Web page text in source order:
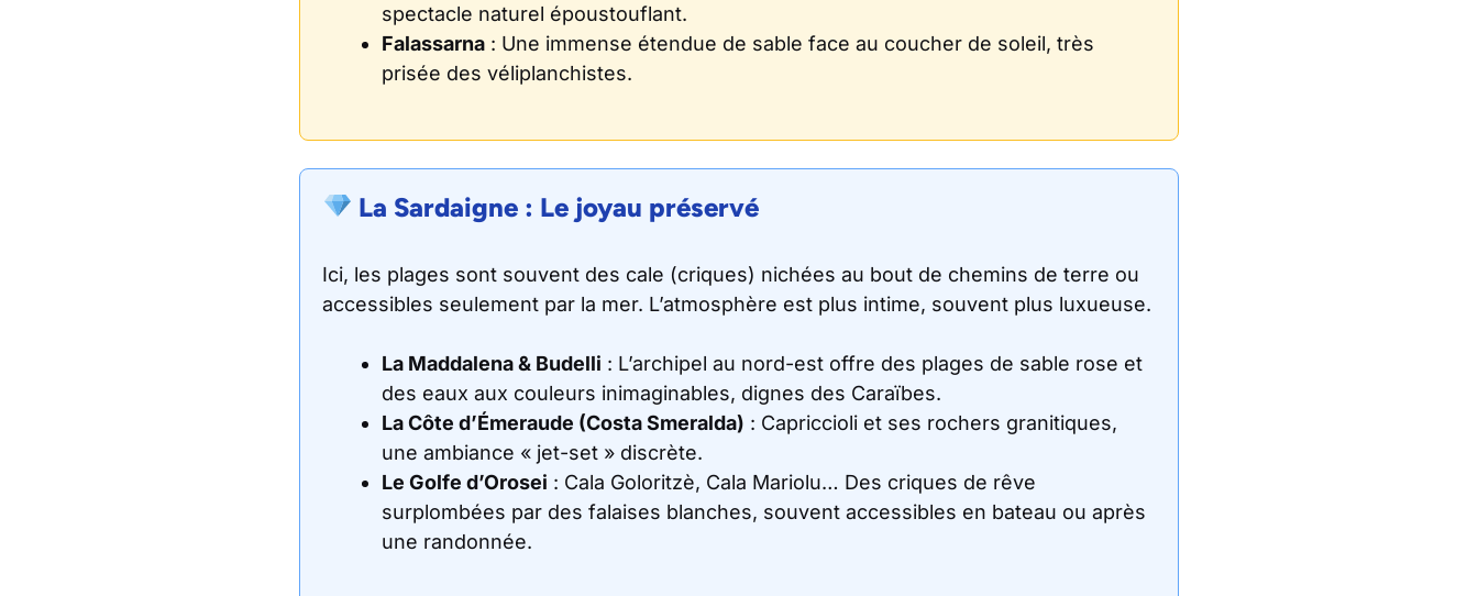
spectacle naturel époustouflant.
Falassarna : Une immense étendue de sable face au coucher de soleil, très
prisée des véliplanchistes.
La Sardaigne : Le joyau préservé
Ici, les plages sont souvent des cale (criques) nichées au bout de chemins de terre ou
accessibles seulement par la mer. L’atmosphère est plus intime, souvent plus luxueuse.
La Maddalena & Budelli : L’archipel au nord-est offre des plages de sable rose et
des eaux aux couleurs inimaginables, dignes des Caraïbes.
La Côte d’Émeraude (Costa Smeralda) : Capriccioli et ses rochers granitiques,
une ambiance « jet-set » discrète.
Le Golfe d’Orosei : Cala Goloritzè, Cala Mariolu… Des criques de rêve
surplombées par des falaises blanches, souvent accessibles en bateau ou après
une randonnée.